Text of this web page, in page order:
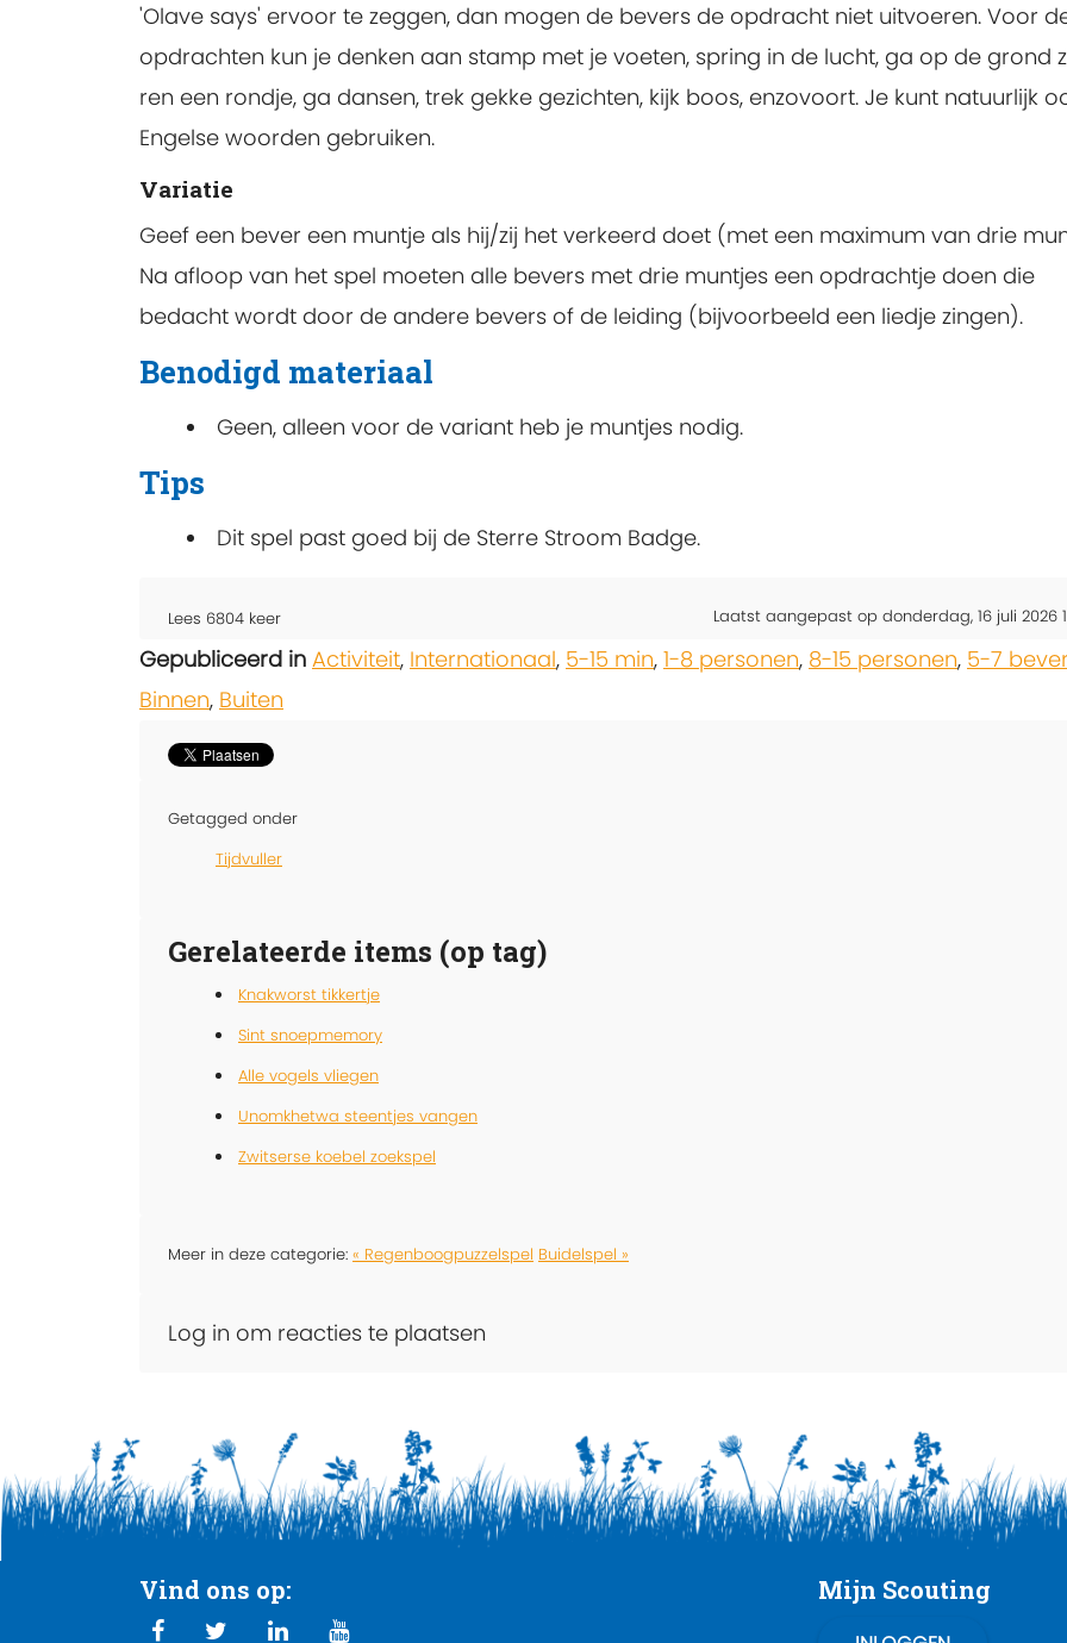
'Olave says' ervoor te zeggen, dan mogen de bevers de opdracht niet uitvoeren. Voor
opdrachten kun je denken aan stamp met je voeten, spring in de lucht, ga op de grond
ren een rondje, ga dansen, trek gekke gezichten, kijk boos, enzovoort. Je kunt natuurlijk
Engelse woorden gebruiken.
Variatie
Geef een bever een muntje als hij/zij het verkeerd doet (met een maximum van drie
Na afloop van het spel moeten alle bevers met drie muntjes een opdrachtje doen die
bedacht wordt door de andere bevers of de leiding (bijvoorbeeld een liedje zingen).
Benodigd materiaal
Geen, alleen voor de variant heb je muntjes nodig.
Tips
Dit spel past goed bij de Sterre Stroom Badge.
Lees 6804 keer Laatst aangepast op donderdag, 16 juli 2026
Gepubliceerd in Activiteit, Internationaal, 5-15 min, 1-8 personen, 8-15 personen, 5-7
Binnen, Buiten
Getagged onder
Tijdvuller
Gerelateerde items (op tag)
Knakworst tikkertje
Sint snoepmemory
Alle vogels vliegen
Unomkhetwa steentjes vangen
Zwitserse koebel zoekspel
Meer in deze categorie: « Regenboogpuzzelspel Buidelspel »
Log in om reacties te plaatsen
Vind ons op: Mijn Scouting